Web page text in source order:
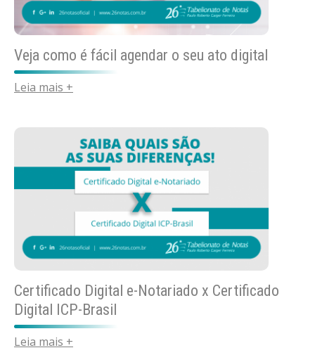
Veja como é fácil agendar o seu ato digital
Leia mais +
Certificado Digital e-Notariado x Certificado
Digital ICP-Brasil
Leia mais +